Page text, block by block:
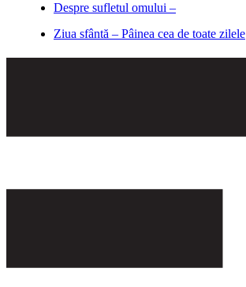
Despre sufletul omului –
Ziua sfântă – Pâinea cea de toate zilele